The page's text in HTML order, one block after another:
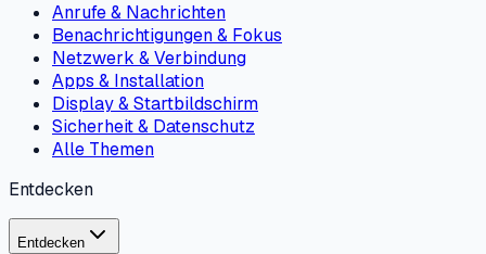
Anrufe & Nachrichten
Benachrichtigungen & Fokus
Netzwerk & Verbindung
Apps & Installation
Display & Startbildschirm
Sicherheit & Datenschutz
Alle Themen
Entdecken
Entdecken